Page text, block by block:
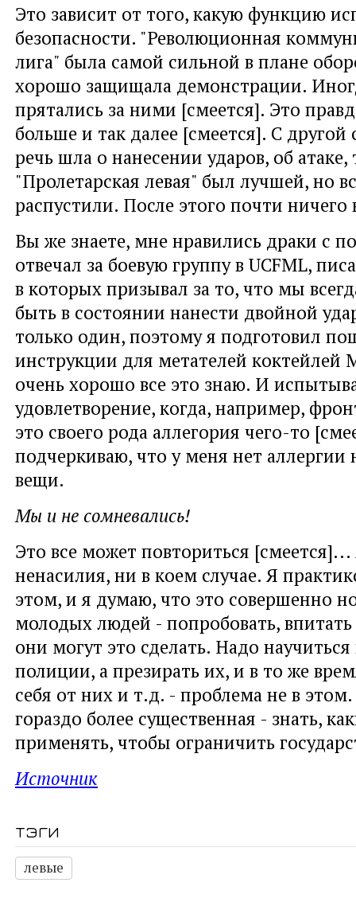
Это зависит от того, какую функцию
безопасности. "Революционная
лига" была самой сильной в плане
хорошо защищала демонстрации.
прятались за ними [смеется]. Это
больше и так далее [смеется]. С другой
речь шла о нанесении ударов, об атаке,
"Пролетарская левая" был лучшей, но
распустили. После этого почти
Вы же знаете, мне нравились драки с
отвечал за боевую группу в UCFML,
в которых призывал за то, что мы
быть в состоянии нанести двойной
только один, поэтому я подготовил
инструкции для метателей коктейлей
очень хорошо все это знаю. И
удовлетворение, когда, например,
это своего рода аллегория чего-то
подчеркиваю, что у меня нет аллергии
вещи.
Мы и не сомневались!
Это все может повториться
ненасилия, ни в коем случае. Я
этом, и я думаю, что это совершенно
молодых людей - попробовать, впитать
они могут это сделать. Надо научиться
полиции, а презирать их, и в то же
себя от них и т.д. - проблема не в
гораздо более существенная - знать,
применять, чтобы ограничить
Источник
тэги
левые